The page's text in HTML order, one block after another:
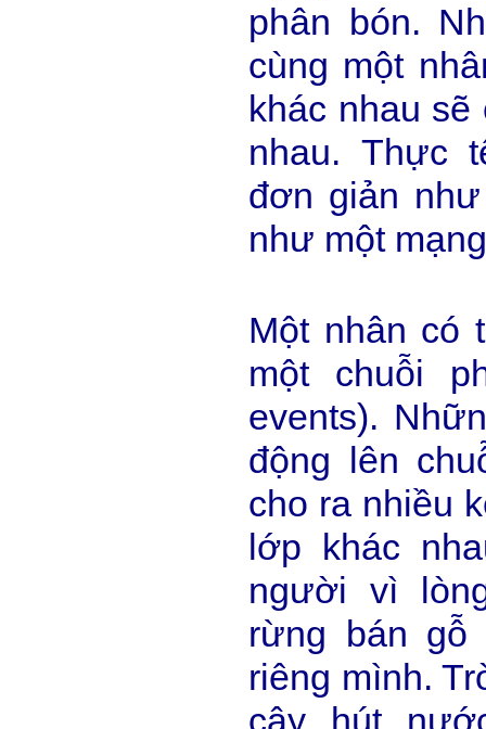
phân bón.
cùng một
khác nhau
nhau. Thực
đơn giản
như một
Một nhân có
một chuỗi
events).
động lên
cho ra nhiều
lớp khác
người vì
rừng bán gỗ
riêng mình.
cây hút